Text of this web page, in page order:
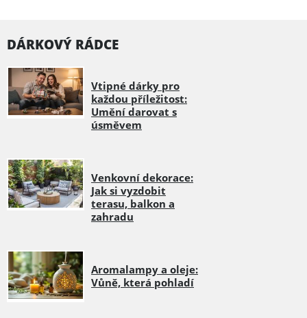
DÁRKOVÝ RÁDCE
Vtipné dárky pro
každou příležitost:
Umění darovat s
úsměvem
Venkovní dekorace:
Jak si vyzdobit
terasu, balkon a
zahradu
Aromalampy a oleje:
Vůně, která pohladí